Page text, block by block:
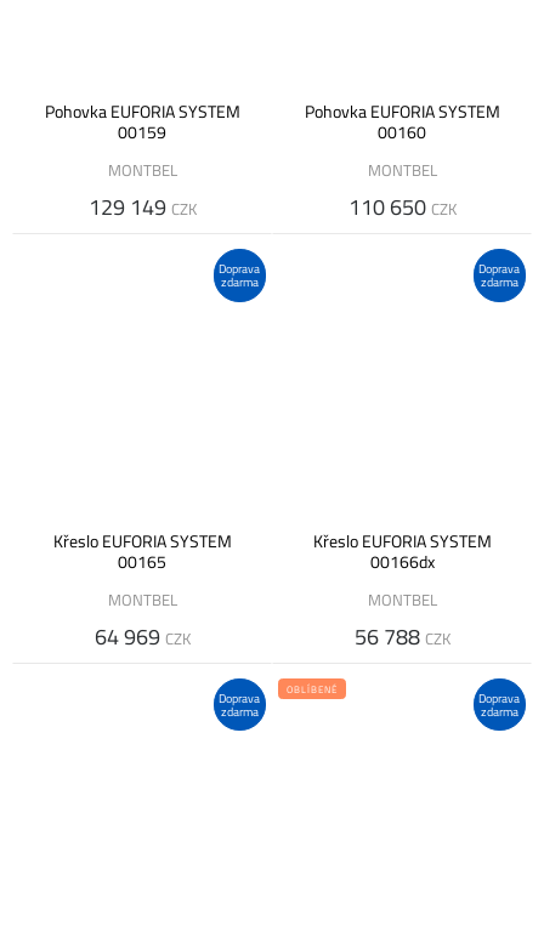
Pohovka EUFORIA SYSTEM
00159
MONTBEL
129 149 CZK
Pohovka EUFORIA SYSTEM
00160
MONTBEL
110 650 CZK
Doprava
zdarma
Křeslo EUFORIA SYSTEM
00165
MONTBEL
64 969 CZK
Doprava
zdarma
Křeslo EUFORIA SYSTEM
00166dx
MONTBEL
56 788 CZK
Doprava
zdarma
Doprava
zdarma
OBLÍBENÉ